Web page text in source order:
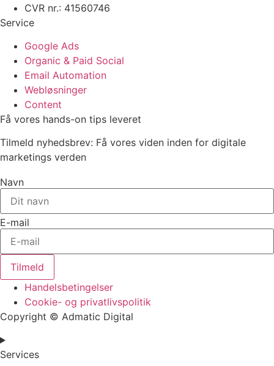
CVR nr.: 41560746
Service
Google Ads
Organic & Paid Social
Email Automation
Webløsninger
Content
Få vores hands-on tips leveret
Tilmeld nyhedsbrev: Få vores viden inden for digitale
marketings verden
Navn
E-mail
Tilmeld
Handelsbetingelser
Cookie- og privatlivspolitik
Copyright © Admatic Digital
Services